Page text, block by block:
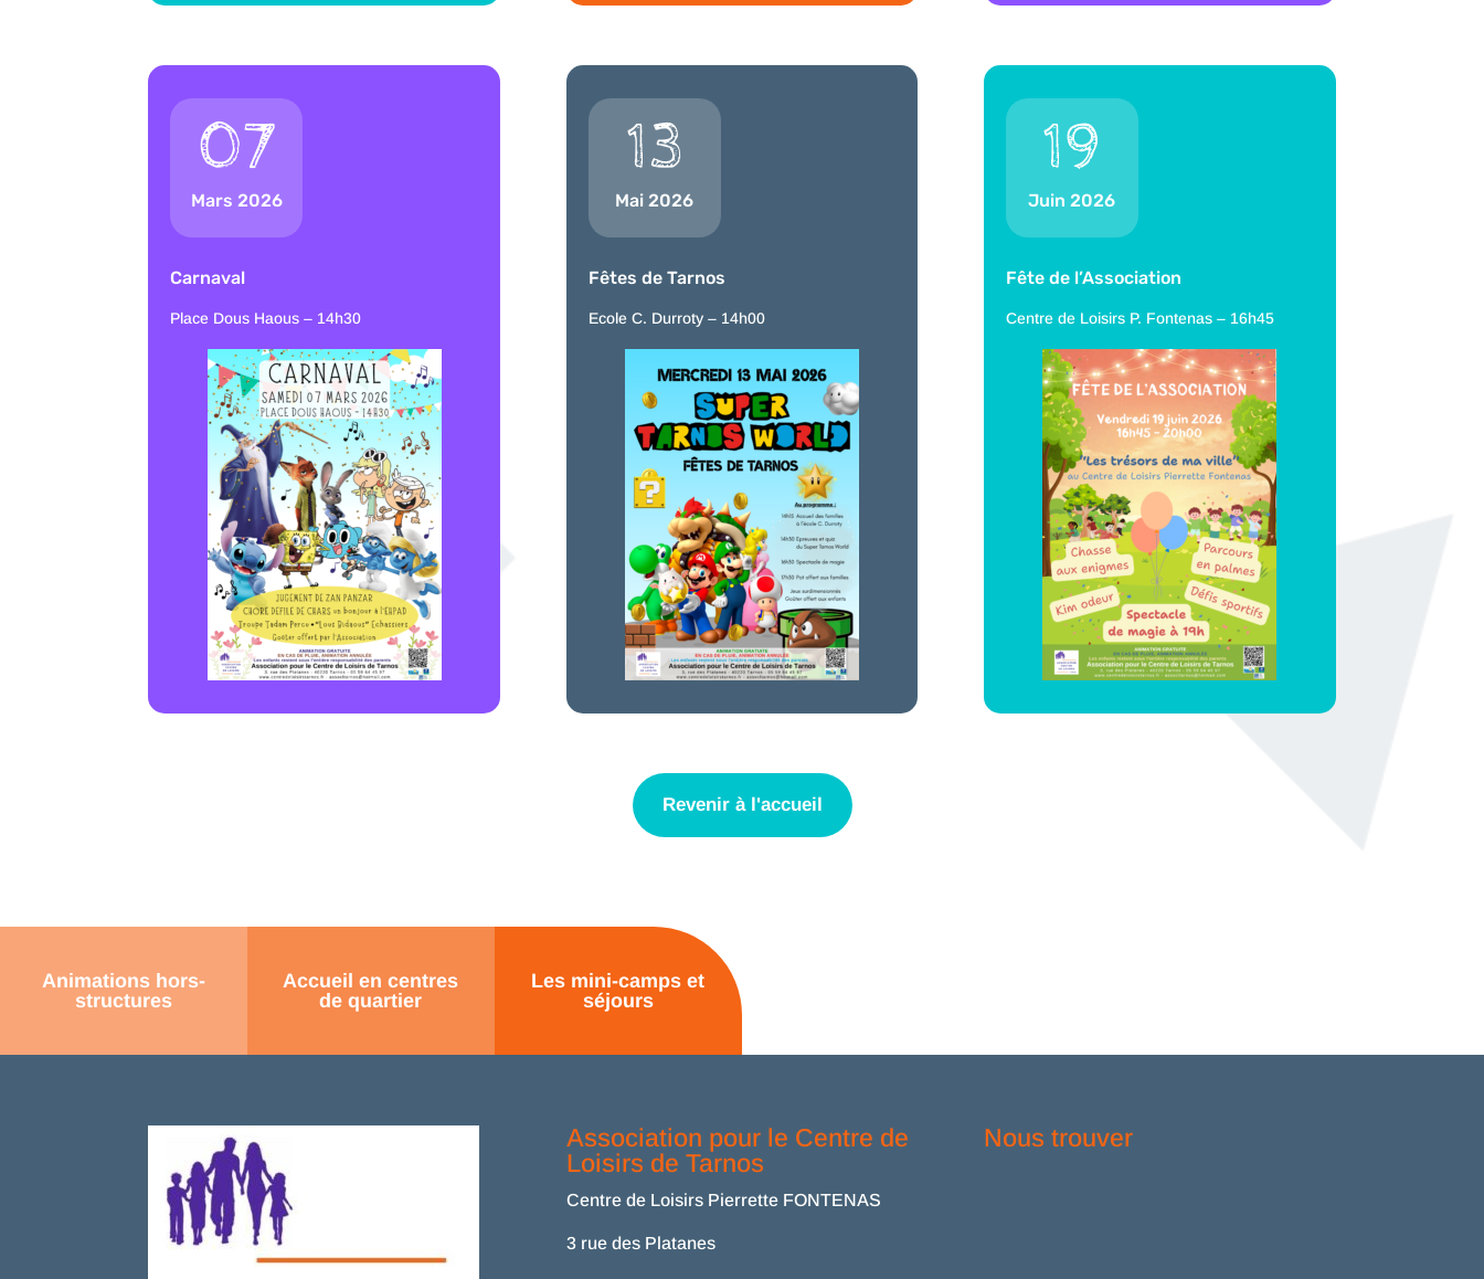
07
Mars 2026
Carnaval
Place Dous Haous – 14h30
13
Mai 2026
Fêtes de Tarnos
Ecole C. Durroty – 14h00
19
Juin 2026
Fête de l’Association
Centre de Loisirs P. Fontenas – 16h45
Revenir à l'accueil
Animations hors-
structures
Accueil en centres
de quartier
Les mini-camps et
séjours
Association pour le Centre de
Loisirs de Tarnos
Centre de Loisirs Pierrette FONTENAS
3 rue des Platanes
Nous trouver